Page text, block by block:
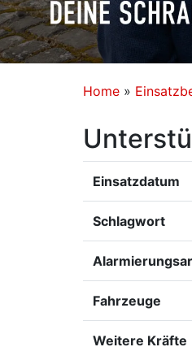
Home »
Einsatzdatum
Schlagwort
Fahrzeuge
Weitere Kräfte